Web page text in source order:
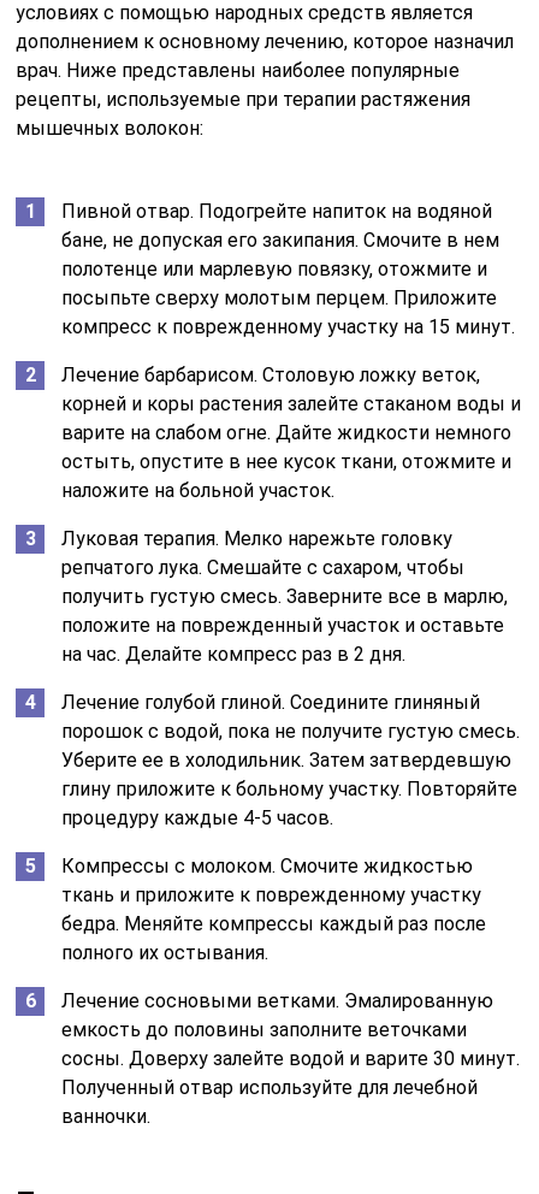
условиях с помощью народных средств является
дополнением к основному лечению, которое назначил
врач. Ниже представлены наиболее популярные
рецепты, используемые при терапии растяжения
мышечных волокон:
Пивной отвар. Подогрейте напиток на водяной
бане, не допуская его закипания. Смочите в нем
полотенце или марлевую повязку, отожмите и
посыпьте сверху молотым перцем. Приложите
компресс к поврежденному участку на 15 минут.
Лечение барбарисом. Столовую ложку веток,
корней и коры растения залейте стаканом воды и
варите на слабом огне. Дайте жидкости немного
остыть, опустите в нее кусок ткани, отожмите и
наложите на больной участок.
Луковая терапия. Мелко нарежьте головку
репчатого лука. Смешайте с сахаром, чтобы
получить густую смесь. Заверните все в марлю,
положите на поврежденный участок и оставьте
на час. Делайте компресс раз в 2 дня.
Лечение голубой глиной. Соедините глиняный
порошок с водой, пока не получите густую смесь.
Уберите ее в холодильник. Затем затвердевшую
глину приложите к больному участку. Повторяйте
процедуру каждые 4-5 часов.
Компрессы с молоком. Смочите жидкостью
ткань и приложите к поврежденному участку
бедра. Меняйте компрессы каждый раз после
полного их остывания.
Лечение сосновыми ветками. Эмалированную
емкость до половины заполните веточками
сосны. Доверху залейте водой и варите 30 минут.
Полученный отвар используйте для лечебной
ванночки.